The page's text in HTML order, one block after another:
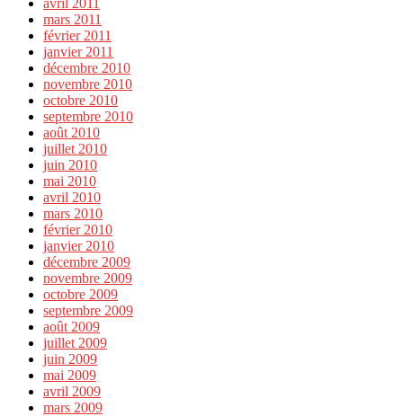
mars 2011
février 2011
janvier 2011
décembre 2010
novembre 2010
octobre 2010
septembre 2010
août 2010
juillet 2010
juin 2010
mai 2010
avril 2010
mars 2010
février 2010
janvier 2010
décembre 2009
novembre 2009
octobre 2009
septembre 2009
août 2009
juillet 2009
juin 2009
mai 2009
avril 2009
mars 2009